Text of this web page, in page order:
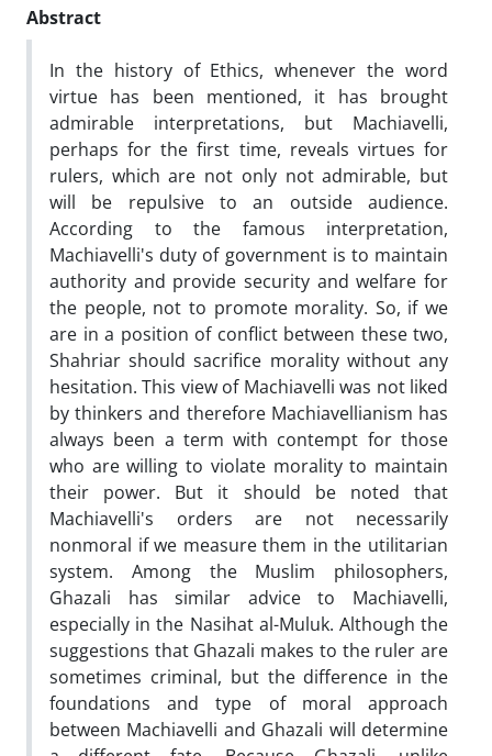
Abstract
In the history of Ethics, whenever the word
virtue has been mentioned, it has brought
admirable interpretations, but Machiavelli,
perhaps for the first time, reveals virtues for
rulers, which are not only not admirable, but
will be repulsive to an outside audience.
According to the famous interpretation,
Machiavelli's duty of government is to maintain
authority and provide security and welfare for
the people, not to promote morality. So, if we
are in a position of conflict between these two,
Shahriar should sacrifice morality without any
hesitation. This view of Machiavelli was not liked
by thinkers and therefore Machiavellianism has
always been a term with contempt for those
who are willing to violate morality to maintain
their power. But it should be noted that
Machiavelli's orders are not necessarily
nonmoral if we measure them in the utilitarian
system. Among the Muslim philosophers,
Ghazali has similar advice to Machiavelli,
especially in the Nasihat al-Muluk. Although the
suggestions that Ghazali makes to the ruler are
sometimes criminal, but the difference in the
foundations and type of moral approach
between Machiavelli and Ghazali will determine